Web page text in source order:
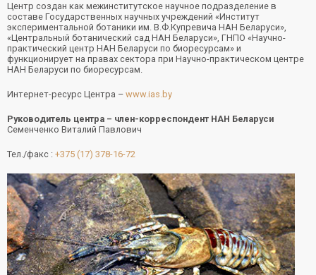
Центр создан как межинститутское научное подразделение в
составе Государственных научных учреждений «Институт
экспериментальной ботаники им. В.Ф.Купревича НАН Беларуси»,
«Центральный ботанический сад НАН Беларуси», ГНПО «Научно-
практический центр НАН Беларуси по биоресурсам» и
функционирует на правах сектора при Научно-практическом центре
НАН Беларуси по биоресурсам.
Интернет-ресурс Центра – www.ias.by
Руководитель центра – член-корреспондент НАН Беларуси
Семенченко Виталий Павлович
Тел./факс : +375 (17) 378-16-72